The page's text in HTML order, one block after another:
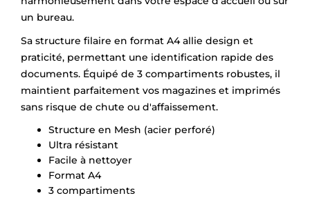
un bureau.
Sa structure filaire en format A4 allie design et
praticité, permettant une identification rapide des
documents. Équipé de 3 compartiments robustes, il
maintient parfaitement vos magazines et imprimés
sans risque de chute ou d'affaissement.
Structure en Mesh (acier perforé)
Ultra résistant
Facile à nettoyer
Format A4
3 compartiments